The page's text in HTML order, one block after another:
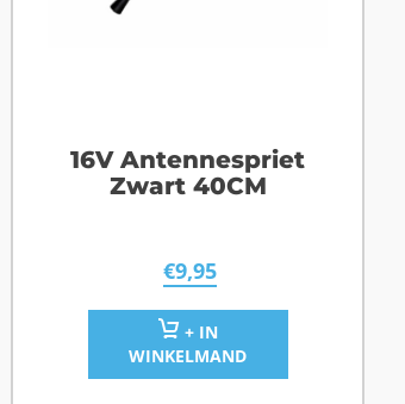
16V Antennespriet
Zwart 40CM
€9,95
+ IN
WINKELMAND